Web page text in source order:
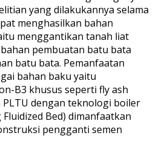
yang dilakukannya selama
menghasilkan bahan
menggantikan tanah liat
pembuatan batu bata
batu bata. Pemanfaatan
bahan baku yaitu
B3 khusus seperti fly ash
dengan teknologi boiler
Bed) dimanfaatkan
pengganti semen